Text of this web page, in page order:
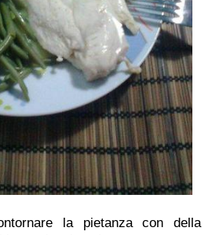
la pietanza con della